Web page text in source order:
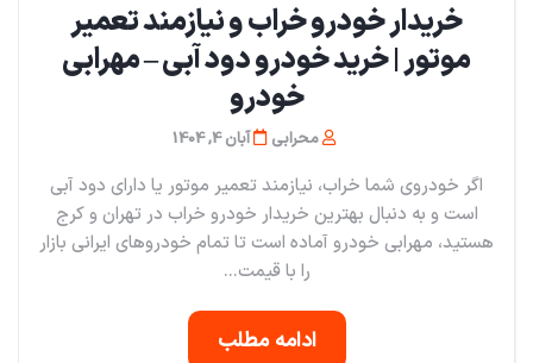
خریدار خودرو خراب و نیازمند تعمیر
موتور | خرید خودرو دود آبی – مهرابی
خودرو
محرابی آبان 4, 1404
اگر خودروی شما خراب، نیازمند تعمیر موتور یا دارای دود آبی
است و به دنبال بهترین خریدار خودرو خراب در تهران و کرج
هستید، مهرابی خودرو آماده است تا تمام خودروهای ایرانی بازار
را با قیمت...
ادامه مطلب